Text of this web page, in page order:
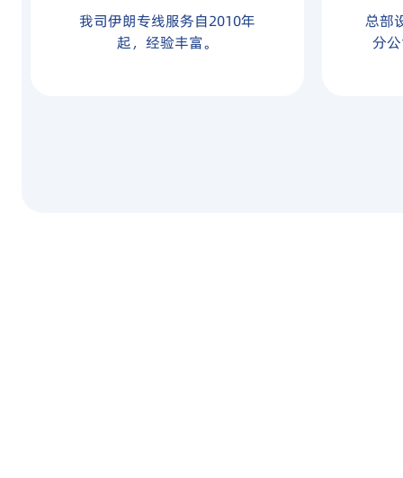
我司伊朗专线服务自2010年
起，经验丰富。
总部
分